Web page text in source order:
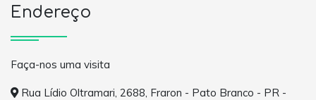
Endereço
Faça-nos uma visita
Rua Lídio Oltramari, 2688, Fraron - Pato Branco - PR -